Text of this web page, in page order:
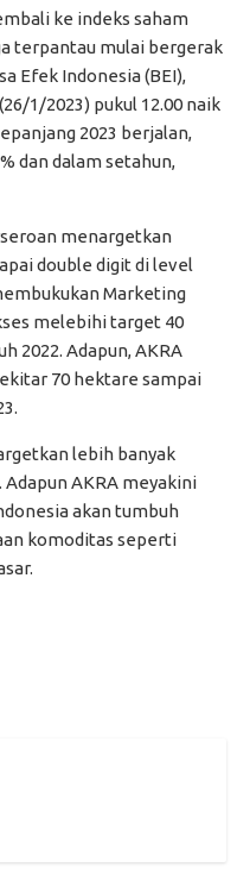
ke indeks saham
terpantau mulai bergerak
Efek Indonesia (BEI),
1/2023) pukul 12.00 naik
2023 berjalan,
dan dalam setahun,
menargetkan
double digit di level
Marketing
melebihi target 40
2022. Adapun, AKRA
70 hektare sampai
lebih banyak
Adapun AKRA meyakini
akan tumbuh
komoditas seperti